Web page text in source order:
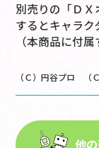
別売りの「Ｄ
するとキャラク
（本商品に付
（Ｃ）円谷プロ （